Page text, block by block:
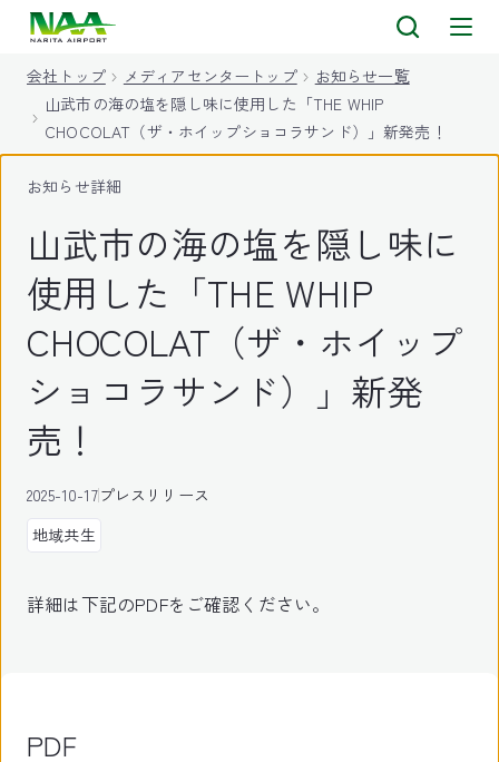
会社トップ メディアセンタートップ
お知らせ一覧
山武市の海の塩を隠し味に使用した「THE WHIP
CHOCOLAT（ザ・ホイップショコラサンド）」新発売！
お知らせ詳細
山武市の海の塩を隠し味に
使用した「THE WHIP
CHOCOLAT（ザ・ホイップ
ショコラサンド）」新発
売！
2025-10-17プレスリリース
地域共生
詳細は下記のPDFをご確認ください。
PDF